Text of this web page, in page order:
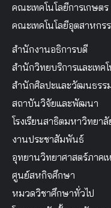
คณะเทคโนโลยีการเกษตร
คณะเทคโนโลยีอุตสาหกร
สำนักงานอธิการบดี
สำนักวิทยบริการและเทค
สำนักศิลปะและวัฒนธรร
สถาบันวิจัยและพัฒนา
โรงเรียนสาธิตมหาวิทยาลั
งานประชาสัมพันธ์
อุทยานวิทยาศาสตร์ภาค
ศูนย์สหกิจศึกษา
หมวดวิชาศึกษาทั่วไป